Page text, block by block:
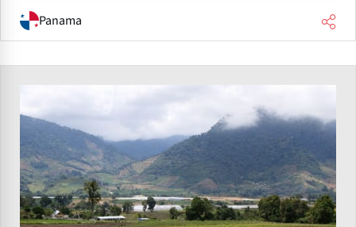
Panama